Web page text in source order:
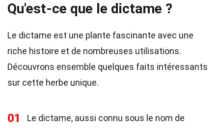
Qu'est-ce que le dictame ?
Le dictame est une plante fascinante avec une
riche histoire et de nombreuses utilisations.
Découvrons ensemble quelques faits intéressants
sur cette herbe unique.
01
Le dictame, aussi connu sous le nom de